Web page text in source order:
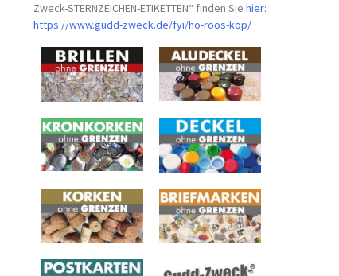
Zweck-STERNZEICHEN-ETIKETTEN“ finden Siehier:
https://www.gudd-zweck.de/fyi/ho-roos-kop/